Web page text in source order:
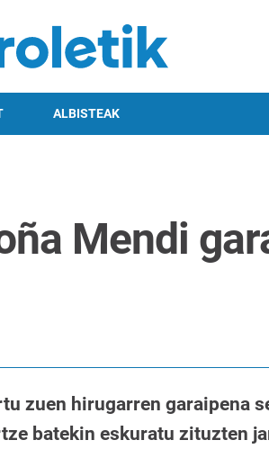
ALBISTEAK
Mendi
zuen hirugarren garaipena
batekin eskuratu zituzten